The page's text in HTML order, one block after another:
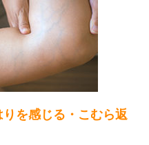
を感じる・こむら返